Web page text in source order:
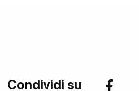
Condividi su